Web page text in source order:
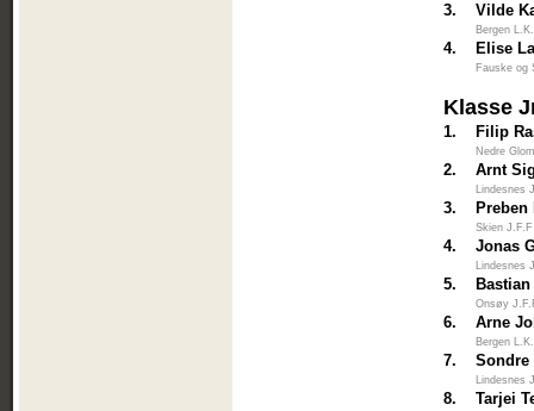
3. Vilde
Bergen L.K.
4. Elise
Fauske og
Klasse
1. Filip
Nedre
2. Arnt
Lindesnes
3.
Skien J.F.F
4. Jonas
Lindesnes
5.
Onsøy
6. Arne
Bergen L.K.
7. Sondre
Lindesnes
8. Tarjei